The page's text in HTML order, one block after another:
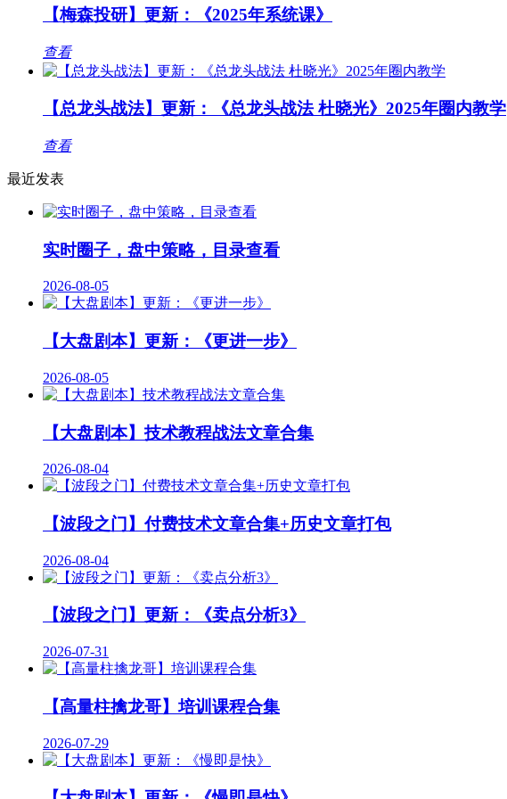
【梅森投研】更新：《2025年系统课》
查看
【总龙头战法】更新：《总龙头战法 杜晓光》2025年圈内教学
查看
最近发表
实时圈子，盘中策略，目录查看
2026-08-05
【大盘剧本】更新：《更进一步》
2026-08-05
【大盘剧本】技术教程战法文章合集
2026-08-04
【波段之门】付费技术文章合集+历史文章打包
2026-08-04
【波段之门】更新：《卖点分析3》
2026-07-31
【高量柱擒龙哥】培训课程合集
2026-07-29